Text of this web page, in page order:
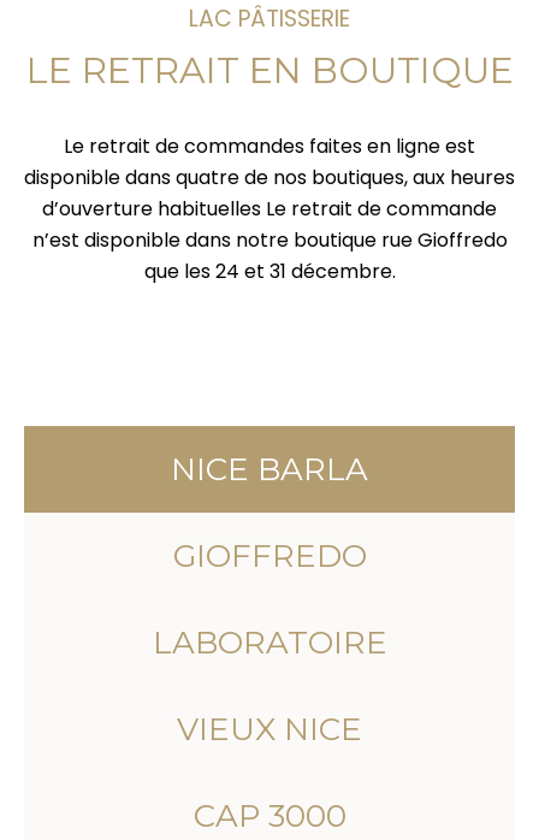
LAC PÂTISSERIE
LE RETRAIT EN BOUTIQUE
Le retrait de commandes faites en ligne est
disponible dans quatre de nos boutiques, aux heures
d’ouverture habituelles Le retrait de commande
n’est disponible dans notre boutique rue Gioffredo
que les 24 et 31 décembre.
NICE BARLA
GIOFFREDO
LABORATOIRE
VIEUX NICE
CAP 3000